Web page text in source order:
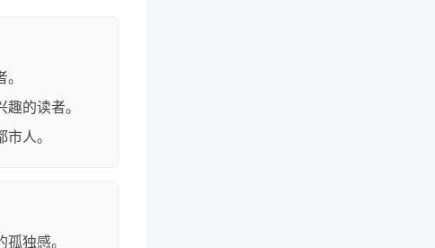
的读者。
人。
独感。